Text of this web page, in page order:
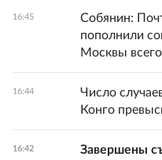
16:45
Собянин:
пополнили
Москвы
16:44
Число
Конго
16:42
Завершены